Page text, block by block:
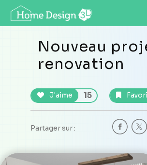
Nouveau
renovation
J'aime 15
Partager sur :